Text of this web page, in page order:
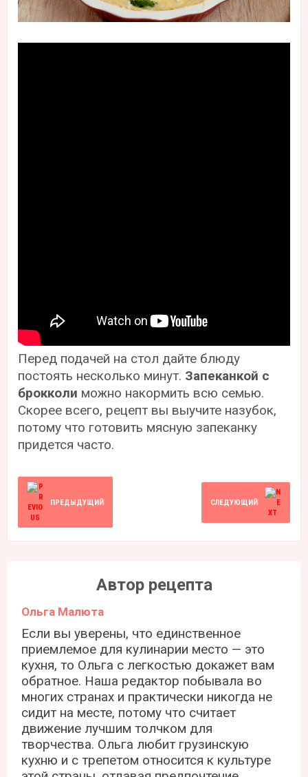
Перед подачей на стол дайте блюду
постоять несколько минут. Запеканкой с
брокколи можно накормить всю семью.
Скорее всего, рецепт вы выучите назубок,
потому что готовить мясную запеканку
придется часто.
ПРЕДЫДУЩИЙ СЛЕДУЮЩИЙ
Автор рецепта
Ольга Малюта
Если вы уверены, что единственное
приемлемое для кулинарии место — это
кухня, то Ольга с легкостью докажет вам
обратное. Наша редактор побывала во
многих странах и практически никогда не
сидит на месте, потому что считает
движение лучшим толчком для
творчества. Ольга любит грузинскую
кухню и с трепетом относится к культуре